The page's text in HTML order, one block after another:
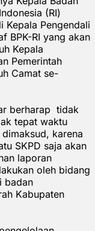
(RI)
Kepala Pengendali
BPK-RI yang akan
Kepala
Pemerintah
Camat se-
berharap tidak
tepat waktu
karena
SKPD saja akan
laporan
oleh bidang
badan
Kabupaten